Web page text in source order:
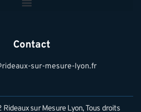
Contact
sur-mesure-lyon.fr
sur Mesure Lyon, Tous droits